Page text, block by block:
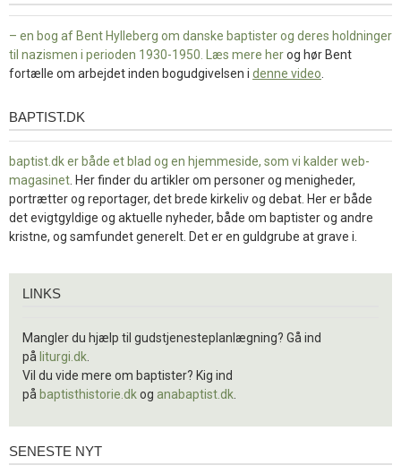
– en bog af Bent Hylleberg om danske baptister og deres holdninger
til nazismen i perioden 1930-1950. Læs mere herog hør Bent
fortælle om arbejdet inden bogudgivelsen i denne video
baptist.dk
BAPTIST.DK
baptist.dk er både et blad og en hjemmeside, som vi kalder web-
magasinet . Her finder du artikler om personer og menigheder,
portrætter og reportager, det brede kirkeliv og debat. Her er både
det evigtgyldige og aktuelle nyheder, både om baptister og andre
kristne, og samfundet generelt. Det er en guldgrube at grave i.
LINKS
Mangler du hjælp til gudstjenesteplanlægning? Gå ind
på liturgi.dk
Vil du vide mere om baptister? Kig ind
på baptisthistorie.dkog anabaptist.dk
Seneste
SENESTE NYT